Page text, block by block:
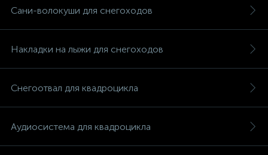
Сани-волокуши для снегоходов
Накладки на лыжи для снегоходов
Снегоотвал для квадроцикла
Аудиосистема для квадроцикла